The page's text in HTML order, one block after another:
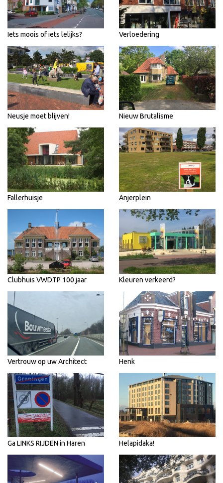
Iets moois of iets lelijks? Verloedering
Neusje moet blijven! Nieuw Brutalisme
Fallerhuisje Anjerplein
Clubhuis VWDTP 100 jaar Kleuren verkeerd?
Vertrouw op uw Architect Henk
Ga LINKS RIJDEN in Haren Helapidaka!